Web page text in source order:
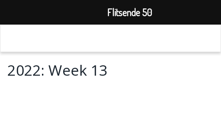
2022: Week 13
Flitsende 50